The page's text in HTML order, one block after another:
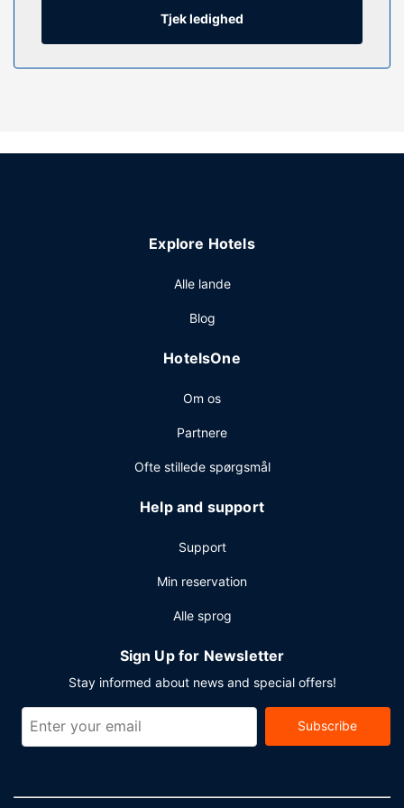
internetadgang og automat.
selvstændig parkering er til rådighed på stedet.
Tjek ledighed
Explore Hotels
Alle lande
Blog
HotelsOne
Om os
Partnere
Ofte stillede spørgsmål
Help and support
Support
Min reservation
Alle sprog
Sign Up for Newsletter
Stay informed about news and special offers!
Subscribe